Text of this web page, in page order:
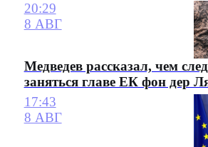
20:29
8 АВГ
Медведев рассказал, чем
заняться главе ЕК фон дер
17:43
8 АВГ